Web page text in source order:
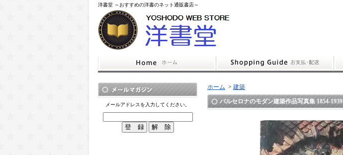
洋書堂 ～おすすめの洋書のネット通販書店～
メールアドレスを入力してください。
ホーム > 建築
バルセロナのモダン建築作品写真集 1854-1939